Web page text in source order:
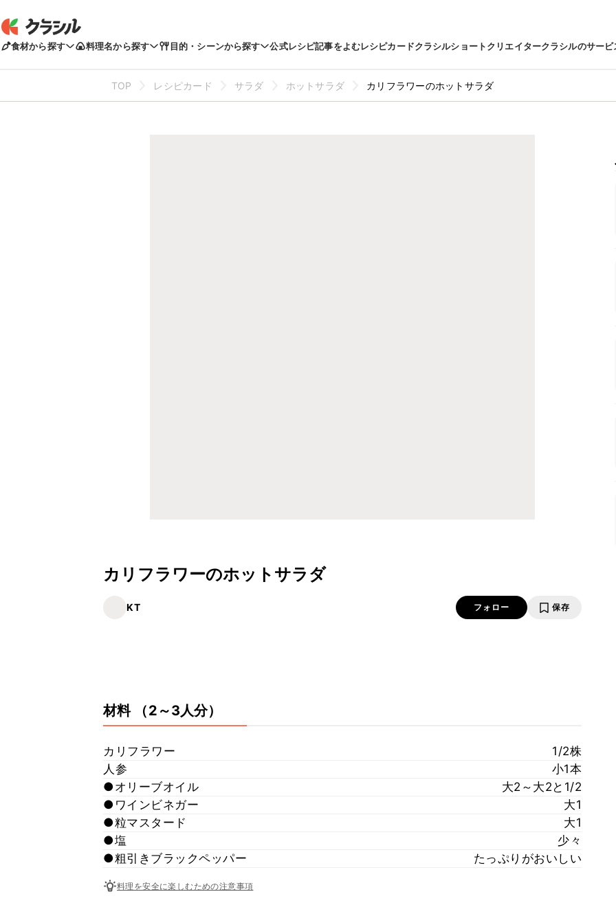
食材から探す 料理名から探す 目的・シーンから探す 公式レシピ記事をよむレシピカードクラシルショートクリエイタークラシルのサービ
TOP レシピカード サラダ ホットサラダ カリフラワーのホットサラダ
カリフラワーのホットサラダ
KT フォロー 保存
材料 （2～3人分）
カリフラワー
1/2株
人参
小1本
●オリーブオイル
大2～大2と1/2
●ワインビネガー
大1
●粒マスタード
大1
●塩
少々
●粗引きブラックペッパー
たっぷりがおいしい
料理を安全に楽しむための注意事項